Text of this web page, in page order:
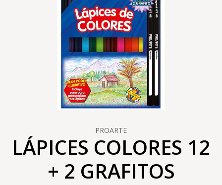
PROARTE
LÁPICES COLORES 12
+ 2 GRAFITOS